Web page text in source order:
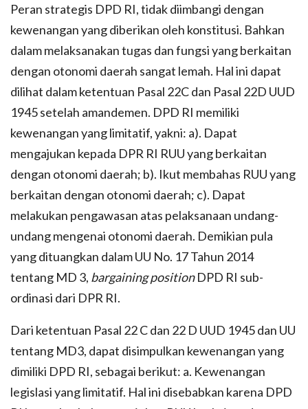
Peran strategis DPD RI, tidak diimbangi dengan
kewenangan yang diberikan oleh konstitusi. Bahkan
dalam melaksanakan tugas dan fungsi yang berkaitan
dengan otonomi daerah sangat lemah. Hal ini dapat
dilihat dalam ketentuan Pasal 22C dan Pasal 22D UUD
1945 setelah amandemen. DPD RI memiliki
kewenangan yang limitatif, yakni: a). Dapat
mengajukan kepada DPR RI RUU yang berkaitan
dengan otonomi daerah; b). Ikut membahas RUU yang
berkaitan dengan otonomi daerah; c). Dapat
melakukan pengawasan atas pelaksanaan undang-
undang mengenai otonomi daerah. Demikian pula
yang dituangkan dalam UU No. 17 Tahun 2014
tentang MD 3, bargaining positionDPD RI sub-
ordinasi dari DPR RI.
Dari ketentuan Pasal 22 C dan 22 D UUD 1945 dan UU
tentang MD3, dapat disimpulkan kewenangan yang
dimiliki DPD RI, sebagai berikut: a. Kewenangan
legislasi yang limitatif. Hal ini disebabkan karena DPD